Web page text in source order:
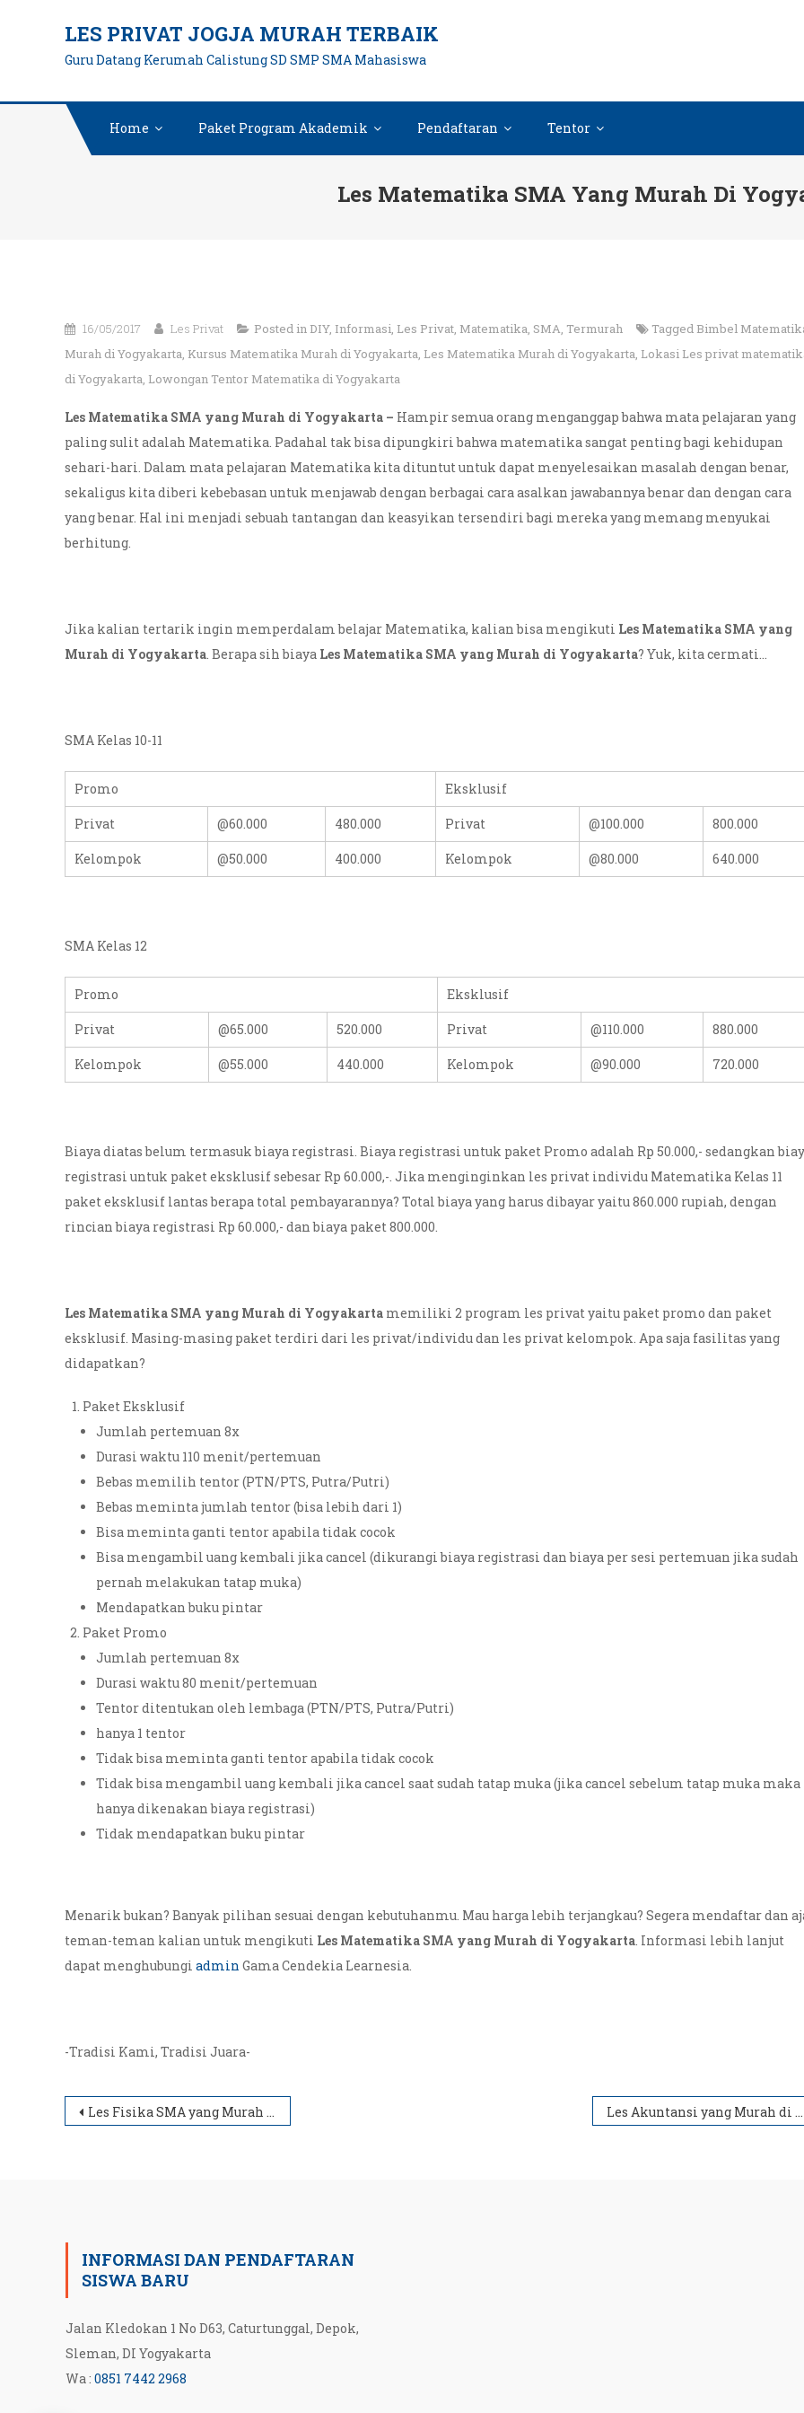
LES PRIVAT JOGJA MURAH TERBAIK
Guru Datang Kerumah Calistung SD SMP SMA Mahasiswa
Home Paket Program Akademik Pendaftaran Tentor
Les Matematika SMA Yang Murah Di
16/05/2017 Les Privat Posted in DIY, Informasi, Les Privat, Matematika, SMA, Termurah Tagged Bimbel
Murah di Yogyakarta, Kursus Matematika Murah di Yogyakarta, Les Matematika Murah di Yogyakarta, Lokasi Les privat
di Yogyakarta, Lowongan Tentor Matematika di Yogyakarta
Les Matematika SMA yang Murah di Yogyakarta – Hampir semua orang menganggap bahwa mata pelajaran yang
paling sulit adalah Matematika. Padahal tak bisa dipungkiri bahwa matematika sangat penting bagi kehidupan
sehari-hari. Dalam mata pelajaran Matematika kita dituntut untuk dapat menyelesaikan masalah dengan benar,
sekaligus kita diberi kebebasan untuk menjawab dengan berbagai cara asalkan jawabannya benar dan dengan cara
yang benar. Hal ini menjadi sebuah tantangan dan keasyikan tersendiri bagi mereka yang memang menyukai
berhitung.
Jika kalian tertarik ingin memperdalam belajar Matematika, kalian bisa mengikuti Les Matematika SMA yang
Murah di Yogyakarta. Berapa sih biaya Les Matematika SMA yang Murah di Yogyakarta? Yuk, kita cermati…
SMA Kelas 10-11
Promo Eksklusif
Privat @60.000 480.000 Privat @100.000 800.000
Kelompok @50.000 400.000 Kelompok @80.000 640.000
SMA Kelas 12
Promo Eksklusif
Privat @65.000 520.000 Privat @110.000 880.000
Kelompok @55.000 440.000 Kelompok @90.000 720.000
Biaya diatas belum termasuk biaya registrasi. Biaya registrasi untuk paket Promo adalah Rp 50.000,- sedangkan
registrasi untuk paket eksklusif sebesar Rp 60.000,-. Jika menginginkan les privat individu Matematika Kelas 11
paket eksklusif lantas berapa total pembayarannya? Total biaya yang harus dibayar yaitu 860.000 rupiah, dengan
rincian biaya registrasi Rp 60.000,- dan biaya paket 800.000.
Les Matematika SMA yang Murah di Yogyakarta memiliki 2 program les privat yaitu paket promo dan paket
eksklusif. Masing-masing paket terdiri dari les privat/individu dan les privat kelompok. Apa saja fasilitas yang
didapatkan?
Paket Eksklusif
Jumlah pertemuan 8x
Durasi waktu 110 menit/pertemuan
Bebas memilih tentor (PTN/PTS, Putra/Putri)
Bebas meminta jumlah tentor (bisa lebih dari 1)
Bisa meminta ganti tentor apabila tidak cocok
Bisa mengambil uang kembali jika cancel (dikurangi biaya registrasi dan biaya per sesi pertemuan jika sudah
pernah melakukan tatap muka)
Mendapatkan buku pintar
Paket Promo
Jumlah pertemuan 8x
Durasi waktu 80 menit/pertemuan
Tentor ditentukan oleh lembaga (PTN/PTS, Putra/Putri)
hanya 1 tentor
Tidak bisa meminta ganti tentor apabila tidak cocok
Tidak bisa mengambil uang kembali jika cancel saat sudah tatap muka (jika cancel sebelum tatap muka maka
hanya dikenakan biaya registrasi)
Tidak mendapatkan buku pintar
Menarik bukan? Banyak pilihan sesuai dengan kebutuhanmu. Mau harga lebih terjangkau? Segera mendaftar dan
teman-teman kalian untuk mengikuti Les Matematika SMA yang Murah di Yogyakarta. Informasi lebih lanjut
dapat menghubungi admin Gama Cendekia Learnesia.
-Tradisi Kami, Tradisi Juara-
Post
Les Fisika SMA yang Murah di Yogyakarta Les Akuntansi yang Murah di Jogja-Sleman-Bantul
INFORMASI DAN PENDAFTARAN
SISWA BARU
Jalan Kledokan 1 No D63, Caturtunggal, Depok,
Sleman, DI Yogyakarta
Wa :0851 7442 2968